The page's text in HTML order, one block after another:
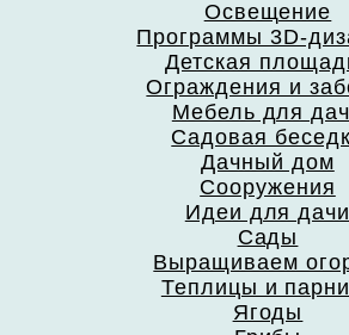
Освещение
Программы 3D-
Детская
Ограждения и
Мебель для
Садовая
Дачный дом
Сооружения
Идеи для дачи
Сады
Выращиваем
Теплицы и
Ягоды